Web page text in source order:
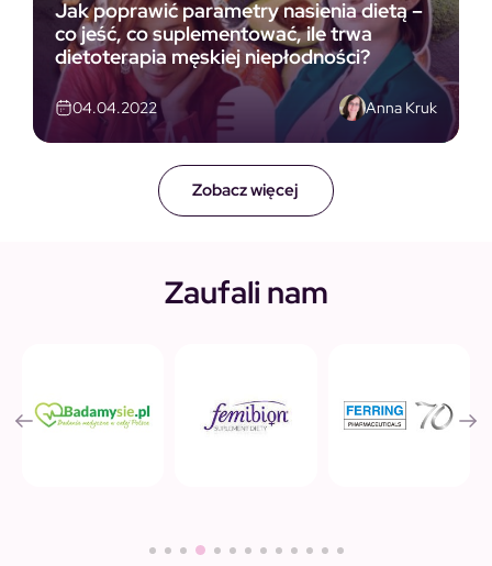
Zobacz więcej
Jak poprawić parametry nasienia dietą –
co jeść, co suplementować, ile trwa
dietoterapia męskiej niepłodności?
04.04.2022 Anna Kruk
Zaufali nam